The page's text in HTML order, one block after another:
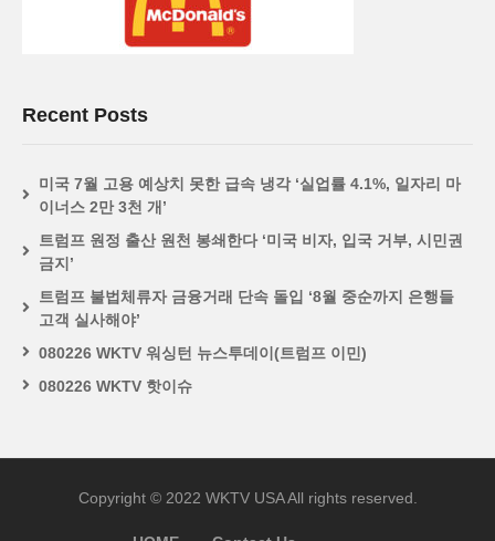
Recent Posts
미국 7월 고용 예상치 못한 급속 냉각 ‘실업률 4.1%, 일자리 마
이너스 2만 3천 개’
트럼프 원정 출산 원천 봉쇄한다 ‘미국 비자, 입국 거부, 시민권
금지’
트럼프 불법체류자 금융거래 단속 돌입 ‘8월 중순까지 은행들
고객 실사해야’
080226 WKTV 워싱턴 뉴스투데이(트럼프 이민)
080226 WKTV 핫이슈
Copyright © 2022 WKTV USA All rights reserved.